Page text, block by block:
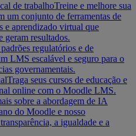
de trabalhoTreine e melhore sua
um conjunto de ferramentas de
e aprendizado virtual que
geram resultados.
regulatórios e de
LMS escalável e seguro para o
governamentais.
Traga seus cursos de educação e
online com o Moodle LMS.
sobre a abordagem de IA
do Moodle e nosso
a igualdade e a